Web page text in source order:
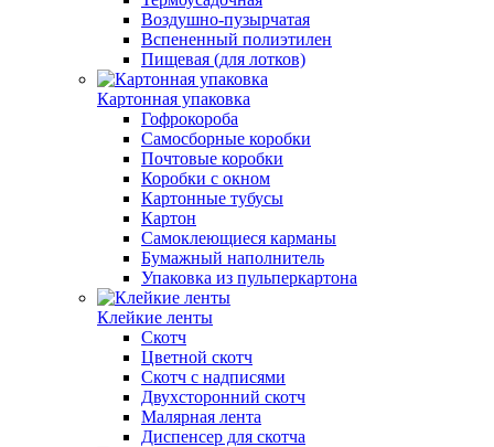
Воздушно-пузырчатая
Вспененный полиэтилен
Пищевая (для лотков)
Картонная упаковка
Гофрокороба
Самосборные коробки
Почтовые коробки
Коробки с окном
Картонные тубусы
Картон
Самоклеющиеся карманы
Бумажный наполнитель
Упаковка из пульперкартона
Клейкие ленты
Скотч
Цветной скотч
Скотч с надписями
Двухсторонний скотч
Малярная лента
Диспенсер для скотча